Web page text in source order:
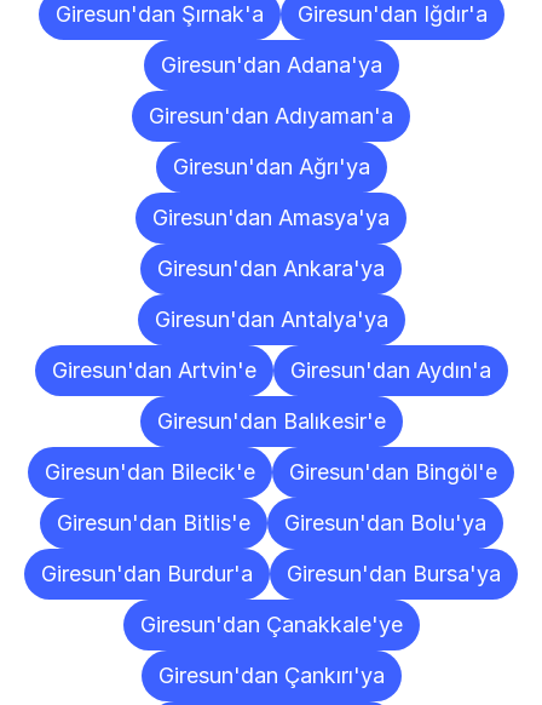
Giresun'dan Şırnak'a
Giresun'dan Iğdır'a
Giresun'dan Adana'ya
Giresun'dan Adıyaman'a
Giresun'dan Ağrı'ya
Giresun'dan Amasya'ya
Giresun'dan Ankara'ya
Giresun'dan Antalya'ya
Giresun'dan Artvin'e
Giresun'dan Aydın'a
Giresun'dan Balıkesir'e
Giresun'dan Bilecik'e
Giresun'dan Bingöl'e
Giresun'dan Bitlis'e
Giresun'dan Bolu'ya
Giresun'dan Burdur'a
Giresun'dan Bursa'ya
Giresun'dan Çanakkale'ye
Giresun'dan Çankırı'ya